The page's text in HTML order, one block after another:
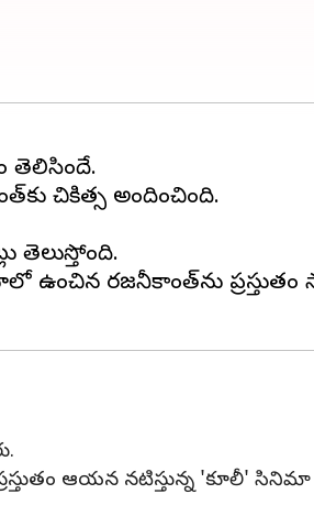
తెలిసిందే.
చికిత్స అందించింది.
తెలుస్తోంది.
ఉంచిన రజనీకాంత్‌ను
ఆయన నటిస్తున్న 'కూలీ'